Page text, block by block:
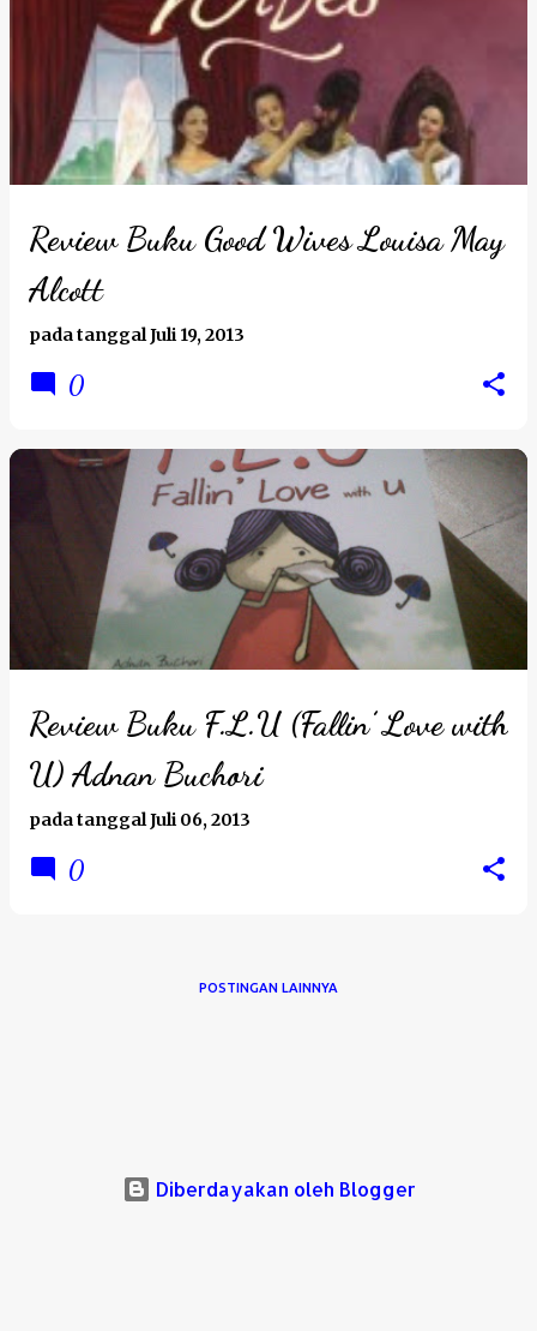
Review Buku Good Wives Louisa May
Alcott
pada tanggalJuli 19, 2013
0
Review Buku F.L.U (Fallin’ Love with
U) Adnan Buchori
pada tanggalJuli 06, 2013
0
POSTINGAN LAINNYA
Diberdayakan oleh Blogger